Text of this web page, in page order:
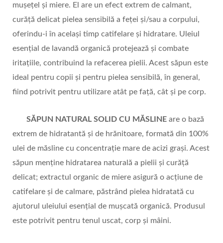
mușețel și miere. El are un efect extrem de calmant,
curăță delicat pielea sensibilă a feței și/sau a corpului,
oferindu-i în același timp catifelare și hidratare. Uleiul
esențial de lavandă organică protejează și combate
iritațiile, contribuind la refacerea pielii. Acest săpun este
ideal pentru copii și pentru pielea sensibilă, în general,
fiind potrivit pentru utilizare atât pe față, cât și pe corp.
SĂPUN NATURAL SOLID CU MĂSLINE are o bază
extrem de hidratantă și de hrănitoare, formată din 100%
ulei de măsline cu concentrație mare de acizi grași. Acest
săpun menține hidratarea naturală a pielii și curăță
delicat; extractul organic de miere asigură o acțiune de
catifelare și de calmare, păstrând pielea hidratată cu
ajutorul uleiului esențial de mușcată organică. Produsul
este potrivit pentru tenul uscat, corp și mâini.